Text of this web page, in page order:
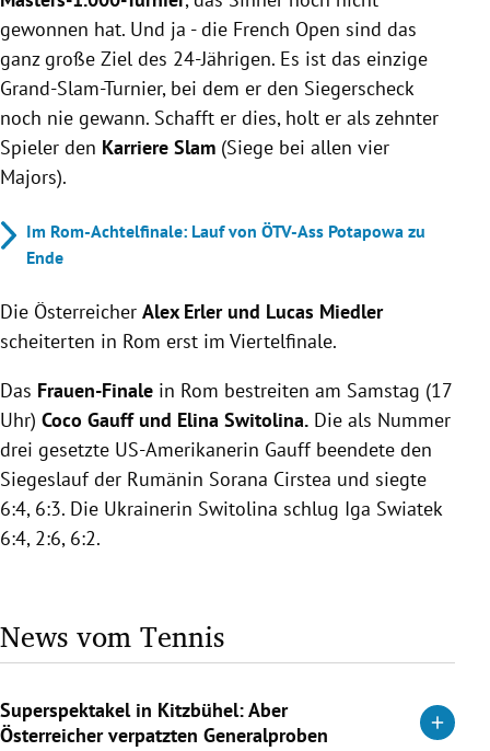
gewonnen hat. Und ja - die French Open sind das
ganz große Ziel des 24-Jährigen. Es ist das einzige
Grand-Slam-Turnier, bei dem er den Siegerscheck
noch nie gewann. Schafft er dies, holt er als zehnter
Spieler den Karriere Slam (Siege bei allen vier
Majors).
Im Rom-Achtelfinale: Lauf von ÖTV-Ass Potapowa zu
Ende
Die Österreicher Alex Erler und Lucas Miedler
scheiterten in Rom erst im Viertelfinale.
Das Frauen-Finale in Rom bestreiten am Samstag (17
Uhr) Coco Gauff und Elina Switolina. Die als Nummer
drei gesetzte US-Amerikanerin Gauff beendete den
Siegeslauf der Rumänin Sorana Cirstea und siegte
6:4, 6:3. Die Ukrainerin Switolina schlug Iga Swiatek
6:4, 2:6, 6:2.
News vom Tennis
Superspektakel in Kitzbühel: Aber
Österreicher verpatzten Generalproben